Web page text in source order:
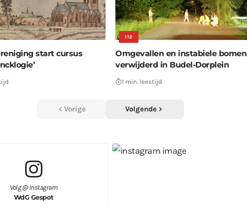
start cursus
112
Omgevallen en instabiele bomen
verwijderd in Budel-Dorplein
1 min. leestijd
Vorige Volgende
Volg @ Instagram
WdG Gespot